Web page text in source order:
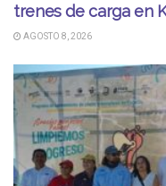
trenes de carga en
AGOSTO 8, 2026